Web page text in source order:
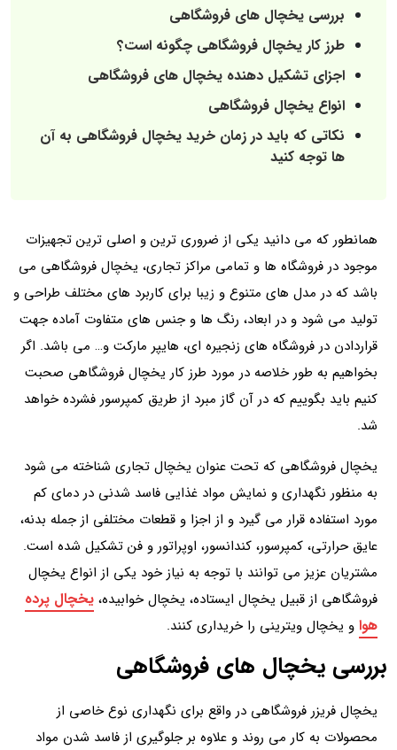
بررسی یخچال های فروشگاهی
طرز کار یخچال فروشگاهی چگونه است؟
اجزای تشکیل دهنده یخچال های فروشگاهی
انواع یخچال فروشگاهی
نکاتی که باید در زمان خرید یخچال فروشگاهی به آن
ها توجه کنید
همانطور که می دانید یکی از ضروری ترین و اصلی ترین تجهیزات
موجود در فروشگاه ها و تمامی مراکز تجاری، یخچال فروشگاهی می
باشد که در مدل های متنوع و زیبا برای کاربرد های مختلف طراحی و
تولید می شود و در ابعاد، رنگ ها و جنس های متفاوت آماده جهت
قراردادن در فروشگاه های زنجیره ای، هایپر مارکت و… می باشد. اگر
بخواهیم به طور خلاصه در مورد طرز کار یخچال فروشگاهی صحبت
کنیم باید بگوییم که در آن گاز مبرد از طریق کمپرسور فشرده خواهد
شد.
یخچال فروشگاهی که تحت عنوان یخچال تجاری شناخته می شود
به منظور نگهداری و نمایش مواد غذایی فاسد شدنی در دمای کم
مورد استفاده قرار می گیرد و از اجزا و قطعات مختلفی از جمله بدنه،
عایق حرارتی، کمپرسور، کندانسور، اوپراتور و فن تشکیل شده است.
مشتریان عزیز می توانند با توجه به نیاز خود یکی از انواع یخچال
فروشگاهی از قبیل یخچال ایستاده، یخچال خوابیده، یخچال پرده
هوا و یخچال ویترینی را خریداری کنند.
بررسی یخچال های فروشگاهی
یخچال فریزر فروشگاهی در واقع برای نگهداری نوع خاصی از
محصولات به کار می روند و علاوه بر جلوگیری از فاسد شدن مواد